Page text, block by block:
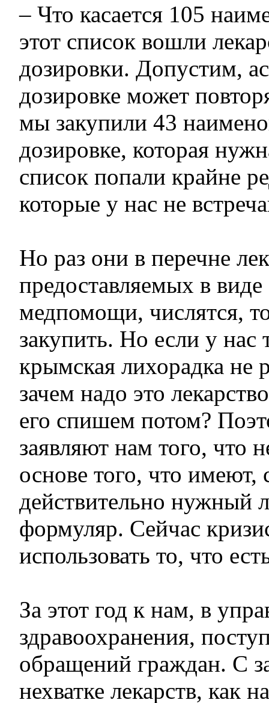
– Что касается 105
этот список вошли
дозировки. Допустим,
дозировке может
мы закупили 43
дозировке, которая
список попали крайне
которые у нас не
Но раз они в перечне
предоставляемых в виде
медпомощи, числятся,
закупить. Но если у нас
крымская лихорадка не
зачем надо это
его спишем потом?
заявляют нам того, что
основе того, что имеют,
действительно нужный
формуляр. Сейчас
использовать то, что
За этот год к нам, в
здравоохранения,
обращений граждан. С
нехватке лекарств, как